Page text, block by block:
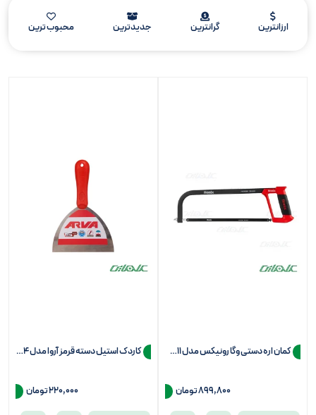
ارزانترین گرانترین جدیدترین محبوب ترین
کمان اره دستی وگا رونیکس مدل 3611
899,800تومان
کاردک استیل دسته قرمز آروا مدل 6284
220,000تومان